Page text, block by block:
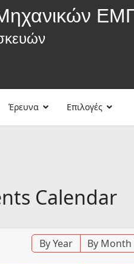
Έρευνα Επιλογές
Calendar
By Year By Month